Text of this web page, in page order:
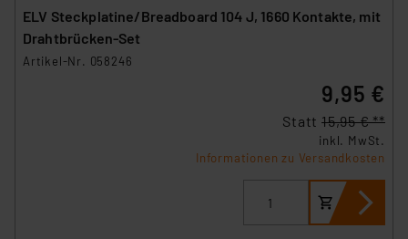
ELV Steckplatine/Breadboard 104 J, 1660 Kontakte, mit
Drahtbrücken-Set
Artikel-Nr. 058246
9,95 €
Statt 15,95 € **
inkl. MwSt.
Informationen zu Versandkosten